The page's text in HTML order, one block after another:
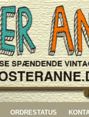
ORDRESTATUS